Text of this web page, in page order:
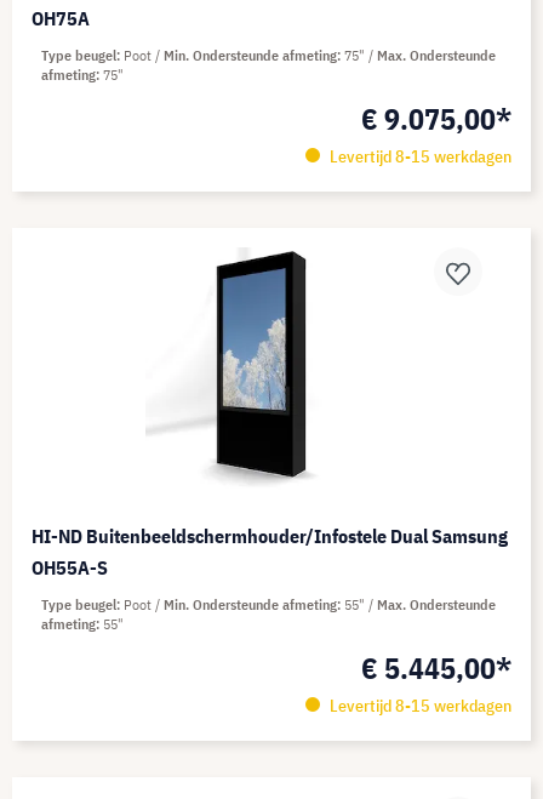
OH75A
€ 9.075,00*
Levertijd 8-15 werkdagen
Type beugel Poot Min. Ondersteunde afmeting 75"
Max. Ondersteunde
afmeting 75"
HI-ND Buitenbeeldschermhouder/Infostele Dual Samsung
OH55A-S
€ 5.445,00*
Levertijd 8-15 werkdagen
Type beugel Poot Min. Ondersteunde afmeting 55"
Max. Ondersteunde
afmeting 55"